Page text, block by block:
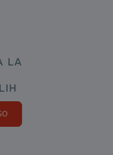
LA